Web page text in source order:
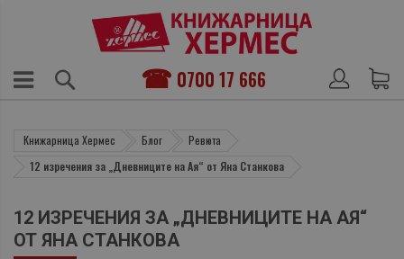
0700 17 666
Книжарница Хермес Блог
Ревюта
12 изречения за „Дневниците на Ая“ от Яна Станкова
12 ИЗРЕЧЕНИЯ ЗА „ДНЕВНИЦИТЕ НА АЯ“
ОТ ЯНА СТАНКОВА